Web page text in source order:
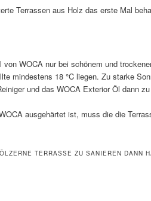
Terrassen aus Holz das erste Mal
WOCA nur bei schönem und
mindestens 18 °C liegen. Zu starke
und das WOCA Exterior Öl dann
ausgehärtet ist, muss die die
TERRASSE ZU SANIEREN DANN